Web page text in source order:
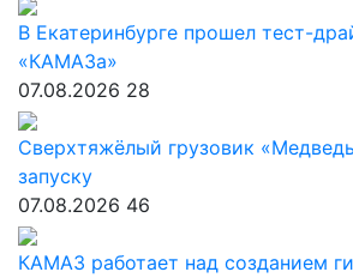
В Екатеринбурге прошел тест-
«КАМАЗа»
07.08.2026 28
Сверхтяжёлый грузовик
запуску
07.08.2026 46
КАМАЗ работает над созданием